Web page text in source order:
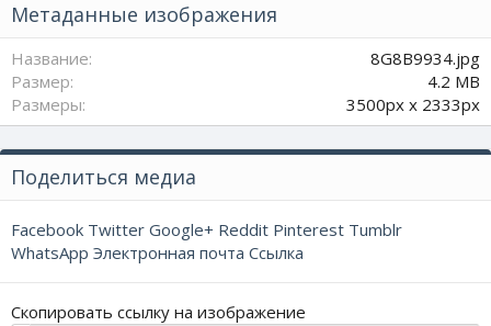
з
в
з
д
Метаданные изображения
Название
8G8B9934.jpg
Размер
4.2 MB
Размеры
3500px x 2333px
Поделиться медиа
Facebook Twitter Google+ Reddit Pinterest Tumblr
WhatsApp Электронная почта Ссылка
Скопировать ссылку на изображение